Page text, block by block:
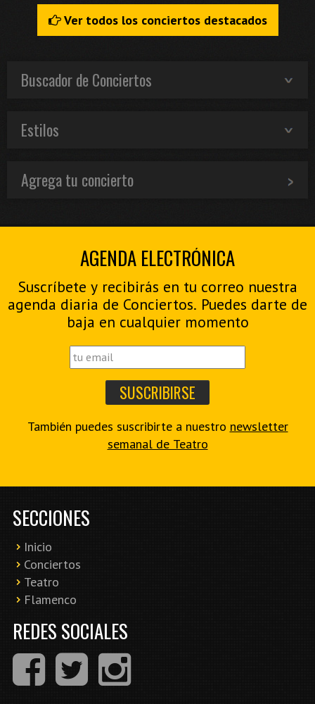
Ver todos los conciertos destacados
Buscador de Conciertos
Estilos
Agrega tu concierto
AGENDA ELECTRÓNICA
Suscríbete y recibirás en tu correo nuestra
agenda diaria de Conciertos. Puedes darte de
baja en cualquier momento
También puedes suscribirte a nuestro newsletter
semanal de Teatro
SECCIONES
Inicio
Conciertos
Teatro
Flamenco
REDES SOCIALES